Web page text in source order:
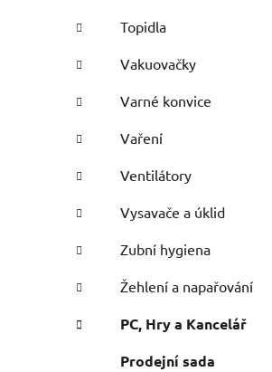
Topidla
Vakuovačky
Varné konvice
Vaření
Ventilátory
Vysavače a úklid
Zubní hygiena
Žehlení a napařování
PC, Hry a Kancelář
Prodejní sada